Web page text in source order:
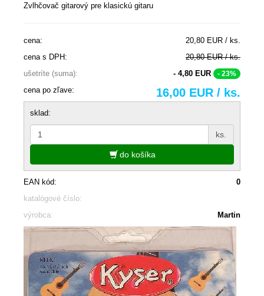
Zvlhčovač gitarový pre klasickú gitaru
cena:
20,80 EUR / ks.
cena s DPH:
20,80 EUR / ks.
ušetríte (suma):
- 4,80 EUR - 23%
cena po zľave: 16,00 EUR / ks.
sklad:
ks.
do košíka
EAN kód:
0
katalógové číslo:
výrobca:
Martin